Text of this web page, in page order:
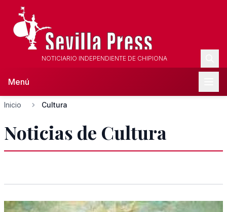
NOTICIARIO INDEPENDIENTE DE CHIPIONA
Menú
Inicio Cultura
Noticias de Cultura